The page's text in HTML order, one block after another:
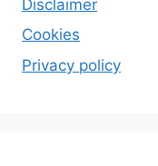
Disclaimer
Cookies
Privacy policy